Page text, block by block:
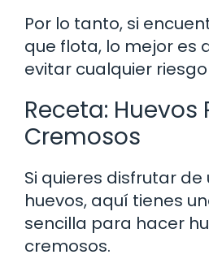
Por lo tanto, si
que flota, lo mejor es
evitar cualquier
Receta: Huevos
Cremosos
Si quieres disfrutar de
huevos, aquí tienes
sencilla para hacer
cremosos.